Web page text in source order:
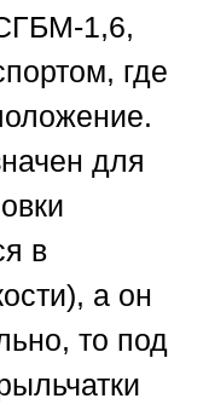
1,6,
где
для
в
а он
то под